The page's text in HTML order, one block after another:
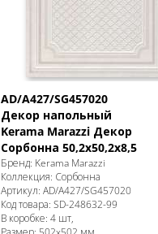
AD/A427/SG457020
Декор напольный
Kerama Marazzi Декор
Сорбонна 50,2x50,2x8,5
Бренд: Kerama Marazzi
Коллекция: Сорбонна
Артикул:AD/A427/SG457020
Код товара:SD-248632-99
В коробке:4 шт,